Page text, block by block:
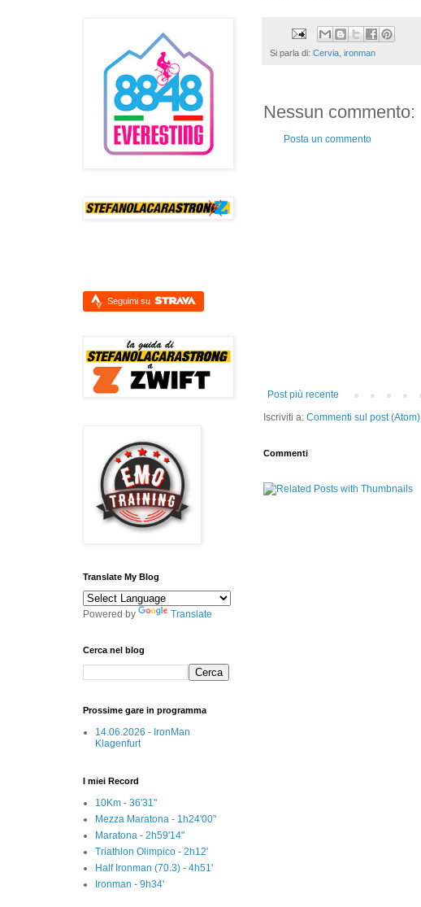
Si parla di: Cervia ironman
Nessun commento:
Posta un commento
Post più recente
Iscriviti a: Commenti sul post (Atom)
Commenti
Seguimi su
Translate My Blog
Powered by Translate
Cerca nel blog
Prossime gare in programma
14.06.2026 - IronMan
Klagenfurt
I miei Record
10Km - 36'31"
Mezza Maratona - 1h24'00"
Maratona - 2h59'14"
Triathlon Olimpico - 2h12'
Half Ironman (70.3) - 4h51'
Ironman - 9h34'